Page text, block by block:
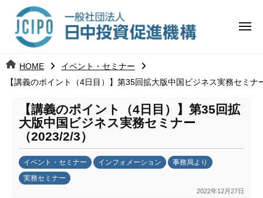
ツ 日
中
投
資
促
進
j
c
メ
HOME
イベント・セミナー
【講義のポイント（4日目）】第35回拡大版中国ビジネス実務セミナ
【講義のポイント（4日目）】第35回拡
大版中国ビジネス実務セミナー
（2023/2/3）
イベント・セミナー インフォメーション
事務局より
実務セミナー
2022年12月27日
日
中
資
進
構